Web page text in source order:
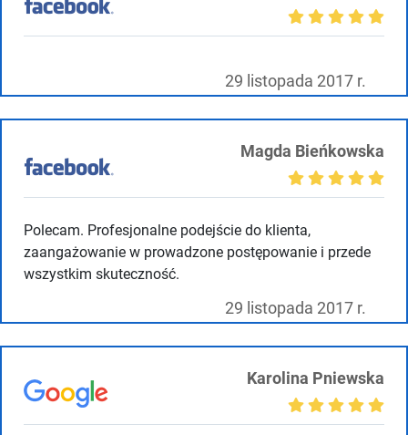
29 listopada 2017 r.
Magda Bieńkowska
Polecam. Profesjonalne podejście do klienta,
zaangażowanie w prowadzone postępowanie i przede
wszystkim skuteczność.
29 listopada 2017 r.
Karolina Pniewska